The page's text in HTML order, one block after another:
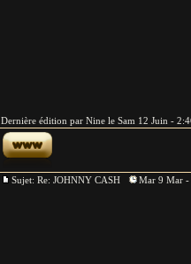
Dernière édition par Nine le Sam 12 Juin -
Sujet: Re: JOHNNY CASH Mar 9 Mar -